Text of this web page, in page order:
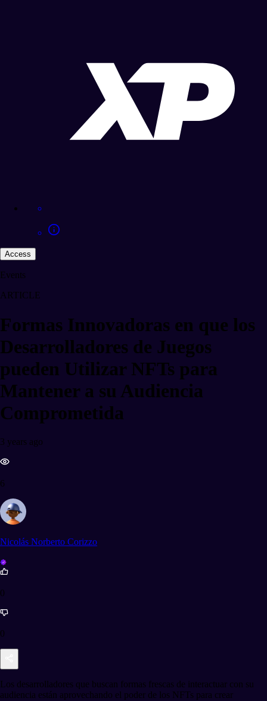
Access
Events
ARTICLE
Formas Innovadoras en que los
Desarrolladores de Juegos
pueden Utilizar NFTs para
Mantener a su Audiencia
Comprometida
3 years ago
6
Nicolás Norberto Corizzo
0
0
Los desarrolladores que buscan formas frescas de interactuar con su
audiencia están aprovechando el poder de los NFTs para crear